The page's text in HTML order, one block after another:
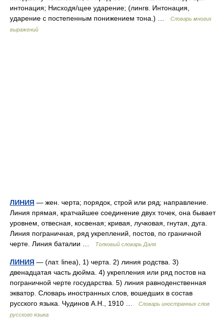
интонация; Нисходя/щее ударение; (лингв. Интонация,
ударение с постепенным понижением тона.) …
Словарь многих
выражений
ЛИНИЯ — жен. черта; порядок, строй или ряд; направление.
Линия прямая, кратчайшее соединение двух точек, она бывает
уровнем, отвесная, косвеная; кривая, лучковая, гнутая, дуга.
Линия пограничная, ряд укреплений, постов, по граничной
черте. Линия баталии …
Толковый словарь Даля
ЛИНИЯ — (лат. linea), 1) черта. 2) линия родства. 3)
двенадцатая часть дюйма. 4) укрепления или ряд постов на
пограничной черте государства. 5) линия равноденственная
экватор. Словарь иностранных слов, вошедших в состав
русского языка. Чудинов А.Н., 1910 …
Словарь иностранных слов
русского языка